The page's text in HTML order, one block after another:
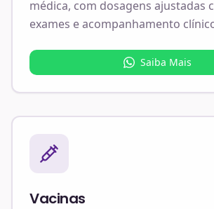
médica, com dosagens ajustadas
exames e acompanhamento
Saiba Mais
Vacinas